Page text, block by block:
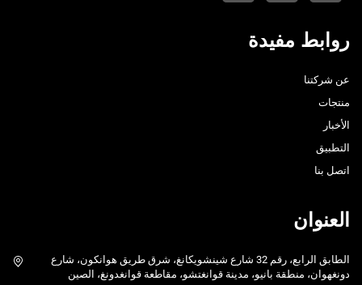
روابط مفيدة
عن شركتنا
منتجات
الأخبار
التطبيق
اتصل بنا
العنوان
الطابق الرابع، رقم 32 شارع شينشويكانغ، شرق طريق هوانكون، شارع
دونغهوان، منطقة بانيو، مدينة قوانغتشو، مقاطعة قوانغدونغ، الصين